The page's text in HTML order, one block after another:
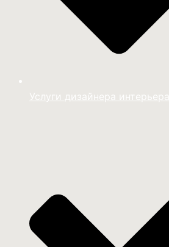
Услуги дизайнера интерьера